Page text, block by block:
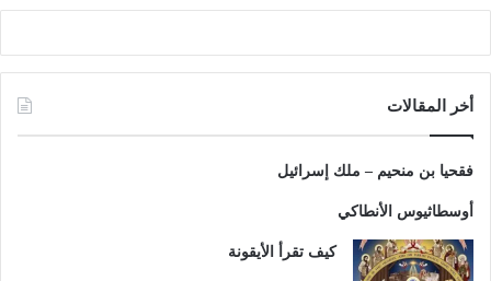
أخر المقالات
فقحيا بن منحيم – ملك إسرائيل
أوسطاثيوس الأنطاكي
كيف تقرأ الأيقونة